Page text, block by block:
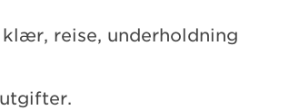
reise, underholdning